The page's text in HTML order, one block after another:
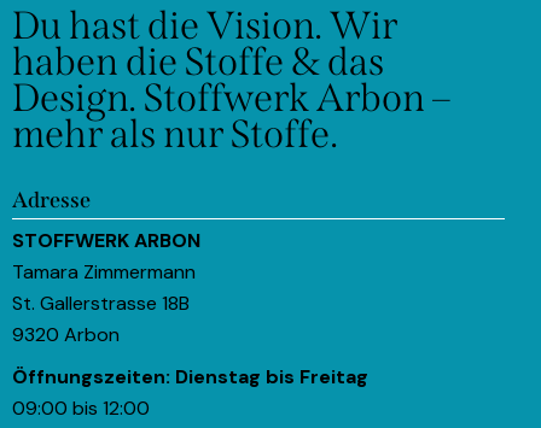
Du hast die Vision.Wir
haben die Stoffe & das
Design. Stoffwerk Arbon –
mehr als nur Stoffe.
Adresse
STOFFWERK ARBON
Tamara Zimmermann
St. Gallerstrasse 18B
9320 Arbon
Öffnungszeiten: Dienstag bis Freitag
09:00 bis 12:00